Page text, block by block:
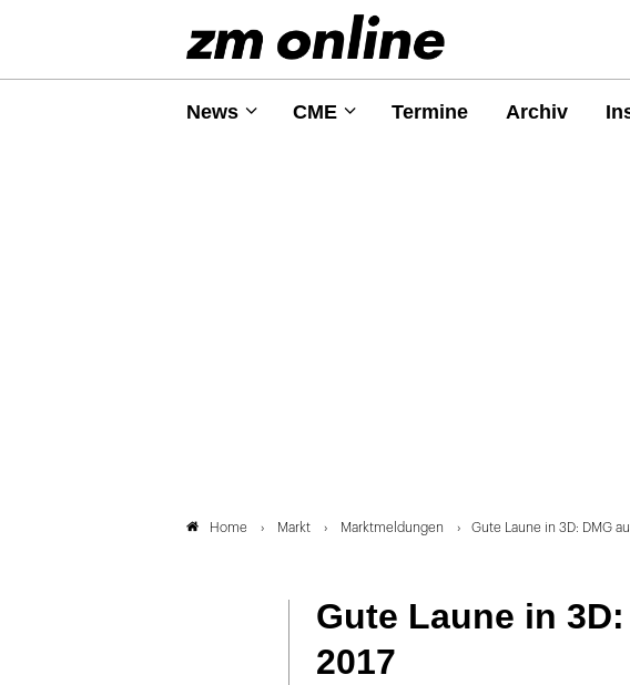
News CME Termine Archiv
Home Markt Marktmeldungen Gute Laune in 3D: DMG
Gute Laune in
2017